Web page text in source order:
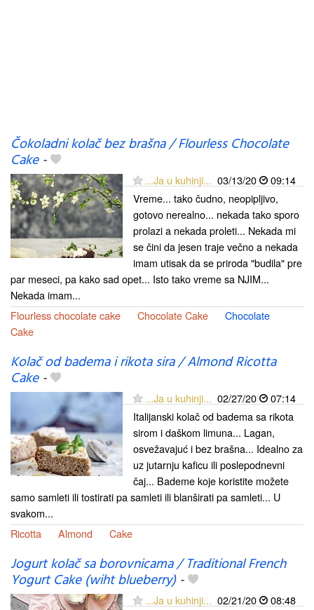
Čokoladni kolač bez brašna / Flourless Chocolate
Cake-
...Ja u kuhinji... 03/13/20
09:14
Vreme... tako čudno, neopipljivo,
gotovo nerealno... nekada tako sporo
prolazi a nekada proleti... Nekada mi
se čini da jesen traje večno a nekada
imam utisak da se priroda "budila" pre
par meseci, pa kako sad opet... Isto tako vreme sa NJIM...
Nekada imam...
Flourless chocolate cake
Chocolate Cake
Chocolate
Cake
Kolač od badema i rikota sira / Almond Ricotta
Cake-
...Ja u kuhinji... 02/27/20
07:14
Italijanski kolač od badema sa rikota
sirom i daškom limuna... Lagan,
osvežavajuć i bez brašna... Idealno za
uz jutarnju kaficu ili poslepodnevni
čaj... Bademe koje koristite možete
samo samleti ili tostirati pa samleti ili blanširati pa samleti... U
svakom...
Ricotta
Almond Cake
Jogurt kolač sa borovnicama / Traditional French
Yogurt Cake (wiht blueberry)-
...Ja u kuhinji... 02/21/20
08:48